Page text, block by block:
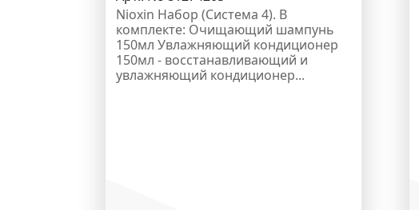
Nioxin Набор (Система 4). В
комплекте: Очищающий шампунь
150мл Увлажняющий кондиционер
150мл - восстанавливающий и
увлажняющий кондиционер...